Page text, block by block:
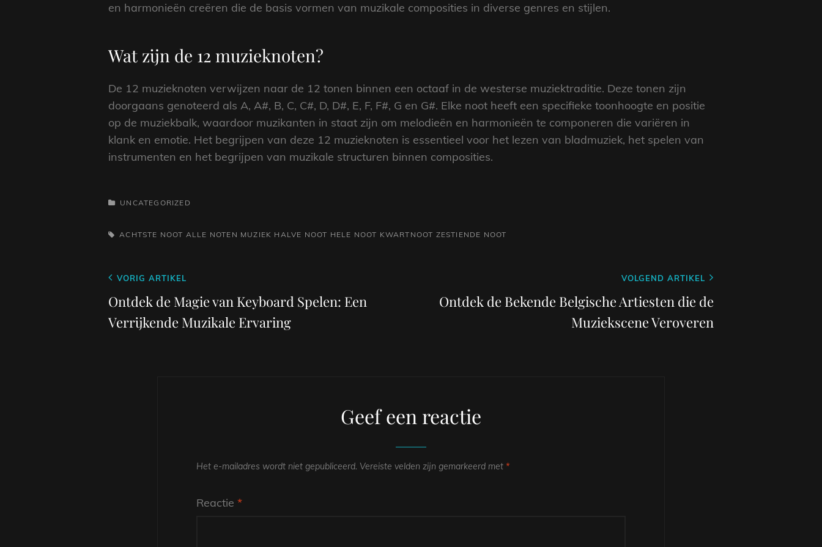
en harmonieën creëren die de basis vormen van muzikale composities in diverse genres en stijlen.
Wat zijn de 12 muzieknoten?
De 12 muzieknoten verwijzen naar de 12 tonen binnen een octaaf in de westerse muziektraditie. Deze tonen zijn
doorgaans genoteerd als A, A#, B, C, C#, D, D#, E, F, F#, G en G#. Elke noot heeft een specifieke toonhoogte en positie
op de muziekbalk, waardoor muzikanten in staat zijn om melodieën en harmonieën te componeren die variëren in
klank en emotie. Het begrijpen van deze 12 muzieknoten is essentieel voor het lezen van bladmuziek, het spelen van
instrumenten en het begrijpen van muzikale structuren binnen composities.
CATEGORIEËN
UNCATEGORIZED
TAGS,ACHTSTE NOOT ALLE NOTEN MUZIEK HALVE NOOT HELE NOOT KWARTNOOT ZESTIENDE NOOT
Berichtnavigatie
Vorig
bericht
VORIG ARTIKEL
Ontdek de Magie van Keyboard Spelen: Een
Verrijkende Muzikale Ervaring
bericht
VOLGEND ARTIKEL
Ontdek de Bekende Belgische Artiesten die de
Muziekscene Veroveren
Geef een reactie
Het e-mailadres wordt niet gepubliceerd. Vereiste velden zijn gemarkeerd met *
Reactie *